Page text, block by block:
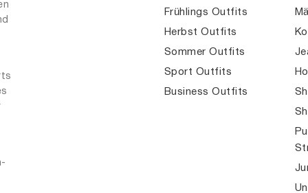
Frühlings Outfits
Herbst Outfits
Sommer Outfits
Sport Outfits
Business Outfits